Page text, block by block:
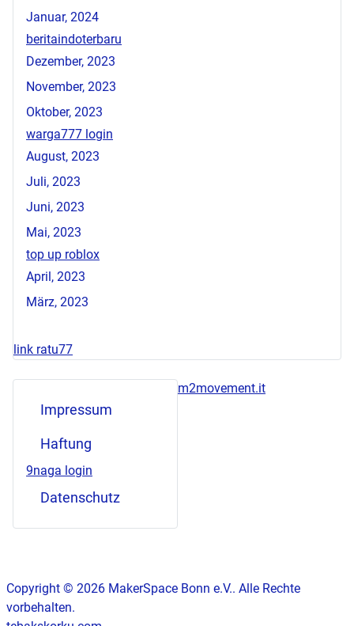
Januar, 2024
beritaindoterbaru
Dezember, 2023
November, 2023
Oktober, 2023
warga777 login
August, 2023
Juli, 2023
Juni, 2023
Mai, 2023
top up roblox
April, 2023
März, 2023
link ratu77
Impressum
Haftung
9naga login
Datenschutz
m2movement.it
Copyright © 2026 MakerSpace Bonn e.V.. Alle Rechte
vorbehalten.